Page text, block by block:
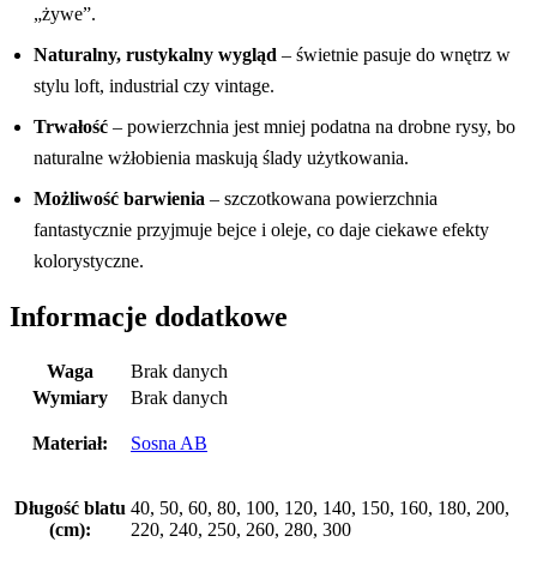
„żywe”.
Naturalny, rustykalny wygląd – świetnie pasuje do wnętrz w
stylu loft, industrial czy vintage.
Trwałość – powierzchnia jest mniej podatna na drobne rysy, bo
naturalne wżłobienia maskują ślady użytkowania.
Możliwość barwienia – szczotkowana powierzchnia
fantastycznie przyjmuje bejce i oleje, co daje ciekawe efekty
kolorystyczne.
Informacje dodatkowe
Waga
Brak danych
Wymiary
Brak danych
Materiał: Sosna AB
Długość blatu
(cm):
40, 50, 60, 80, 100, 120, 140, 150, 160, 180, 200,
220, 240, 250, 260, 280, 300